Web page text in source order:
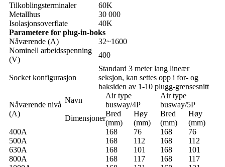
Tilkoblingsterminaler
60K
Metallhus
30 000
Isolasjonsoverflate
40K
Parametere for plug-in-boks
Nåværende (A)
32~1600
Nominell arbeidsspenning
(V)
400
Socket konfigurasjon
Standard 3 meter lang lineær
seksjon, kan settes opp i for- og
baksiden av 1-10 plugg-grensesnitt
Nåværende nivå
(A)
Navn
Air type
busway/4P
Air type
busway/5P
Dimensjoner
Bred
(mm)
Høy
(mm)
Bred
(mm)
Høy
(mm)
400A
168 76 168
76
500A
168 112 168
112
630A
168 101 168
101
800A
168 117 168
117